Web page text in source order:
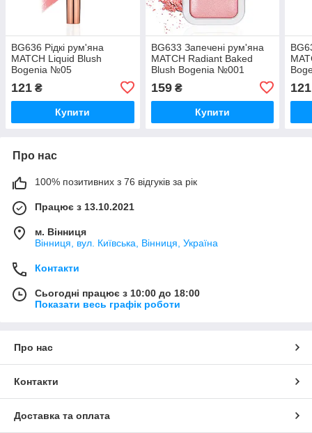
BG636 Рідкі рум'яна
MATCH Liquid Blush
Bogenia №05
121 ₴
Купити
BG633 Запечені рум'яна
MATCH Radiant Baked
Blush Bogenia №001
159₴
Купити
121
Про нас
100% позитивних з 76 відгуків за рік
Працює з 13.10.2021
м. Вінниця
Вінниця, вул. Київська, Вінниця, Україна
Контакти
Сьогодні працює з 10:00 до 18:00
Показати весь графік роботи
Про нас
Контакти
Доставка та оплата